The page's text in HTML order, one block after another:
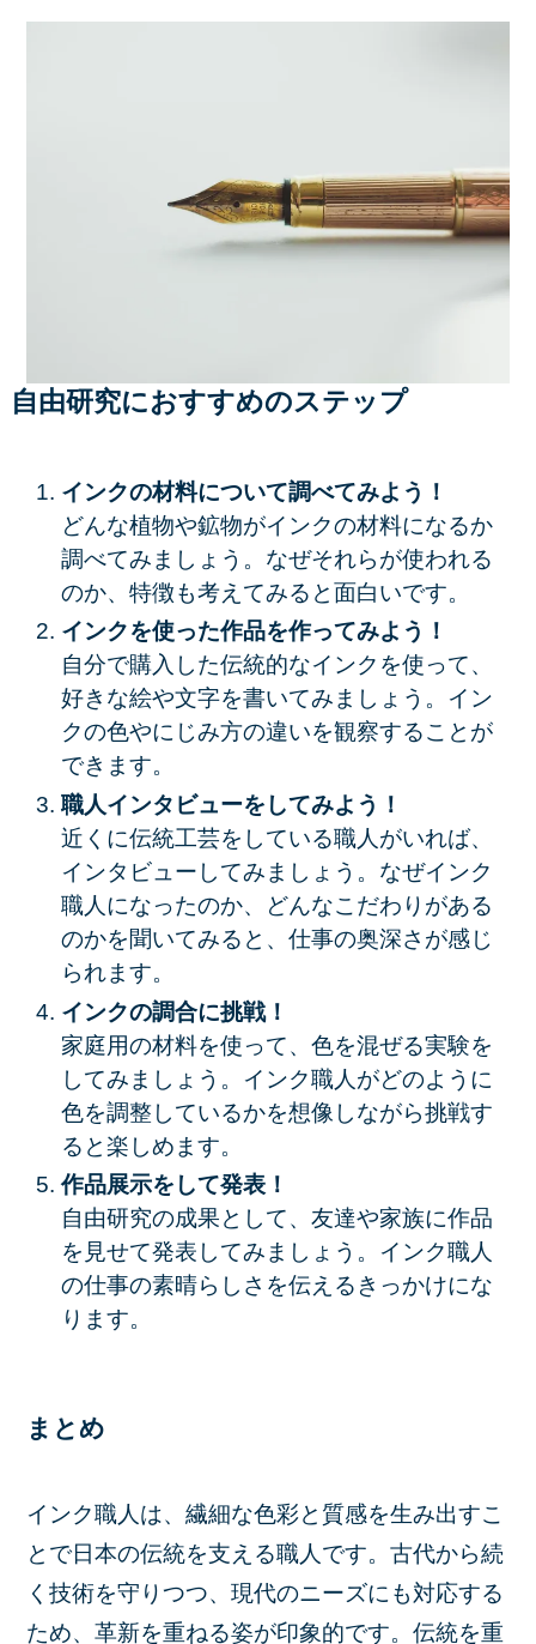
自由研究におすすめのステップ
インクの材料について調べてみよう！
どんな植物や鉱物がインクの材料になるか
調べてみましょう。なぜそれらが使われる
のか、特徴も考えてみると面白いです。
インクを使った作品を作ってみよう！
自分で購入した伝統的なインクを使って、
好きな絵や文字を書いてみましょう。イン
クの色やにじみ方の違いを観察することが
できます。
職人インタビューをしてみよう！
近くに伝統工芸をしている職人がいれば、
インタビューしてみましょう。なぜインク
職人になったのか、どんなこだわりがある
のかを聞いてみると、仕事の奥深さが感じ
られます。
インクの調合に挑戦！
家庭用の材料を使って、色を混ぜる実験を
してみましょう。インク職人がどのように
色を調整しているかを想像しながら挑戦す
ると楽しめます。
作品展示をして発表！
自由研究の成果として、友達や家族に作品
を見せて発表してみましょう。インク職人
の仕事の素晴らしさを伝えるきっかけにな
ります。
まとめ
インク職人は、繊細な色彩と質感を生み出すこ
とで日本の伝統を支える職人です。古代から続
く技術を守りつつ、現代のニーズにも対応する
ため、革新を重ねる姿が印象的です。伝統を重